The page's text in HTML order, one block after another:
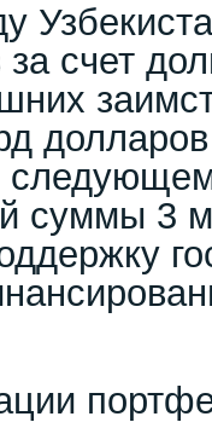
счет
суммы 3